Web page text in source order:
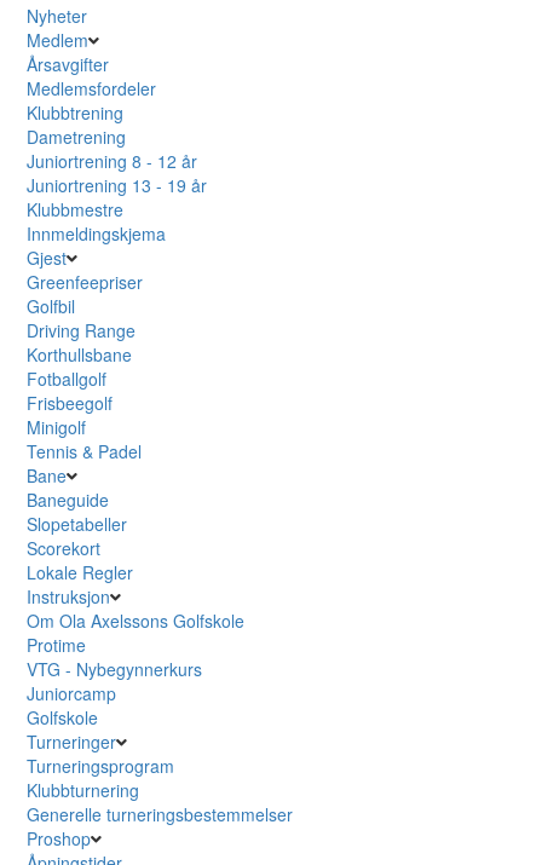
Nyheter
Medlem
Årsavgifter
Medlemsfordeler
Klubbtrening
Dametrening
Juniortrening 8 - 12 år
Juniortrening 13 - 19 år
Klubbmestre
Innmeldingskjema
Gjest
Greenfeepriser
Golfbil
Driving Range
Korthullsbane
Fotballgolf
Frisbeegolf
Minigolf
Tennis & Padel
Bane
Baneguide
Slopetabeller
Scorekort
Lokale Regler
Instruksjon
Om Ola Axelssons Golfskole
Protime
VTG - Nybegynnerkurs
Juniorcamp
Golfskole
Turneringer
Turneringsprogram
Klubbturnering
Generelle turneringsbestemmelser
Proshop